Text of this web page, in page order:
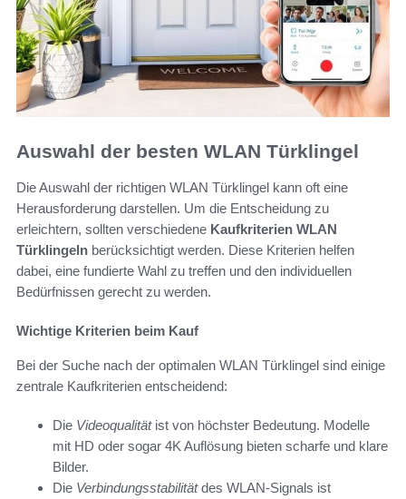
Auswahl der besten WLAN Türklingel
Die Auswahl der richtigen WLAN Türklingel kann oft eine
Herausforderung darstellen. Um die Entscheidung zu
erleichtern, sollten verschiedene Kaufkriterien WLAN
Türklingeln berücksichtigt werden. Diese Kriterien helfen
dabei, eine fundierte Wahl zu treffen und den individuellen
Bedürfnissen gerecht zu werden.
Wichtige Kriterien beim Kauf
Bei der Suche nach der optimalen WLAN Türklingel sind einige
zentrale Kaufkriterien entscheidend:
Die Videoqualitätist von höchster Bedeutung. Modelle
mit HD oder sogar 4K Auflösung bieten scharfe und klare
Bilder.
Die Verbindungsstabilitätdes WLAN-Signals ist